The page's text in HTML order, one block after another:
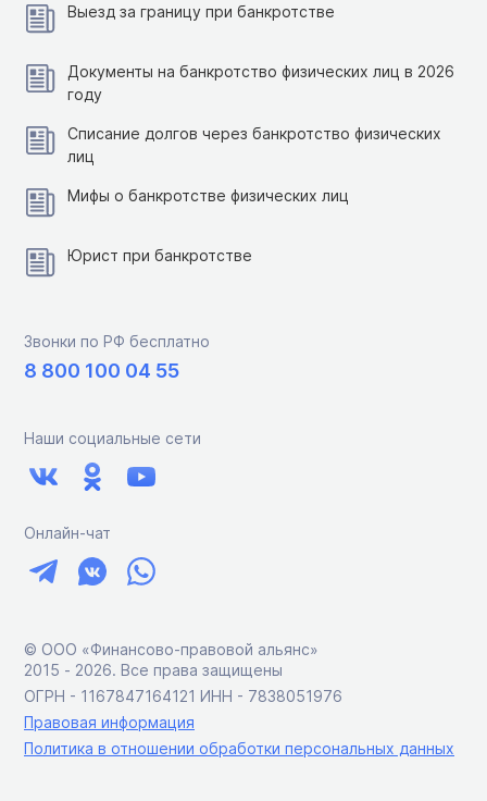
Выезд за границу при банкротстве
Документы на банкротство физических лиц в 2026
году
Списание долгов через банкротство физических
лиц
Мифы о банкротстве физических лиц
Юрист при банкротстве
Звонки по РФ бесплатно
8 800 100 04 55
Наши социальные сети
Онлайн-чат
© ООО «Финансово-правовой альянс»
2015 ‑ 2026. Все права защищены
ОГРН - 1167847164121 ИНН - 7838051976
Правовая информация
Политика в отношении обработки персональных данных